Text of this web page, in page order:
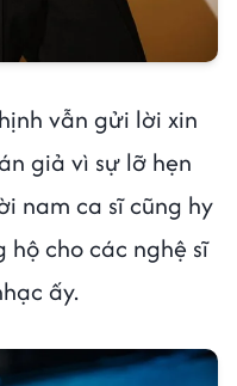
vẫn gửi lời xin
giả vì sự lỡ hẹn
nam ca sĩ cũng hy
hộ cho các nghệ sĩ
ấy.